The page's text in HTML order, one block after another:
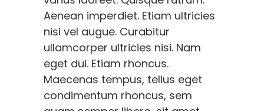
Aenean imperdiet. Etiam ultricies
nisi vel augue. Curabitur
ullamcorper ultricies nisi. Nam
eget dui. Etiam rhoncus.
Maecenas tempus, tellus eget
condimentum rhoncus, sem